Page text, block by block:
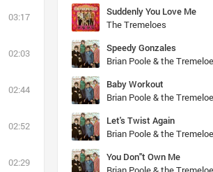
03:17
02:03
02:44
02:52
02:29
Suddenly You Love Me
The Tremeloes
Speedy Gonzales
Brian Poole & the
Baby Workout
Brian Poole & the
Let's Twist Again
Brian Poole & the
You Don''t Own Me